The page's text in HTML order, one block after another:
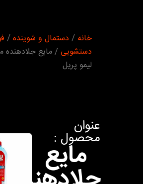
خانه / دستمال و شوینده/
دستشویی / مایع
لیمو پریل
عنوان
محصول :
مایع